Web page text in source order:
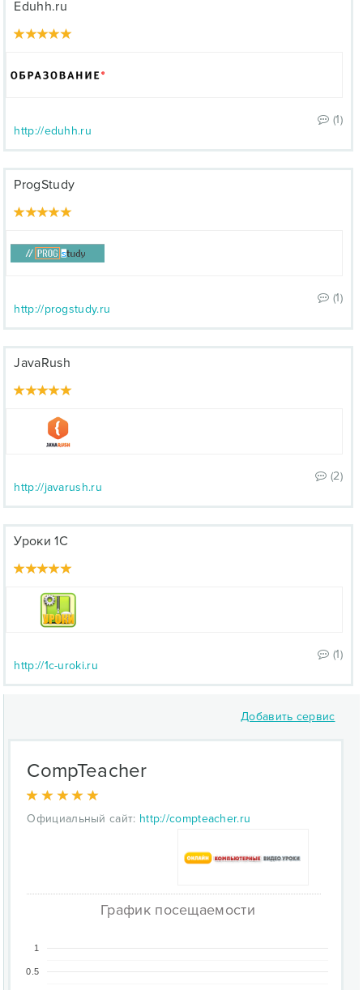
Eduhh.ru
(1)
http://eduhh.ru
ProgStudy
(1)
http://progstudy.ru
JavaRush
(2)
http://javarush.ru
Уроки 1С
(1)
http://1c-uroki.ru
Добавить сервис
CompTeacher
Официальный сайт: http://compteacher.ru
График посещаемости
0.5
1